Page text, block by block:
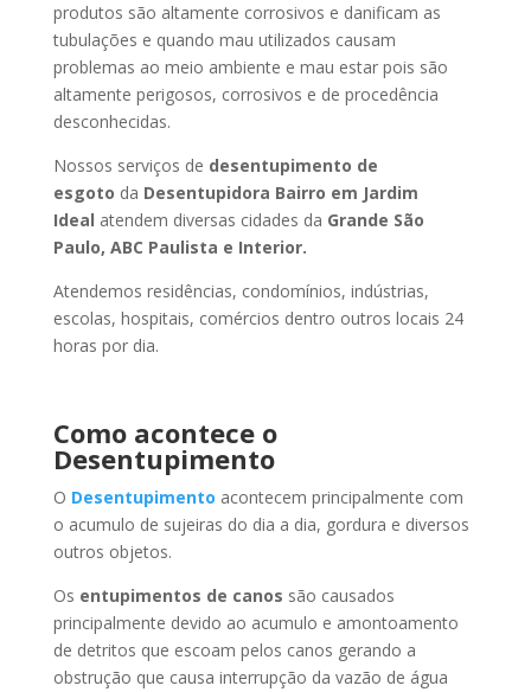
produtos são altamente corrosivos e danificam as
tubulações e quando mau utilizados causam
problemas ao meio ambiente e mau estar pois são
altamente perigosos, corrosivos e de procedência
desconhecidas.
Nossos serviços de desentupimento de
esgoto da Desentupidora Bairro em Jardim
Ideal atendem diversas cidades da Grande São
Paulo, ABC Paulista e Interior.
Atendemos residências, condomínios, indústrias,
escolas, hospitais, comércios dentro outros locais 24
horas por dia.
Como acontece o
Desentupimento
O Desentupimento acontecem principalmente com
o acumulo de sujeiras do dia a dia, gordura e diversos
outros objetos.
Os entupimentos de canos são causados
principalmente devido ao acumulo e amontoamento
de detritos que escoam pelos canos gerando a
obstrução que causa interrupção da vazão de água